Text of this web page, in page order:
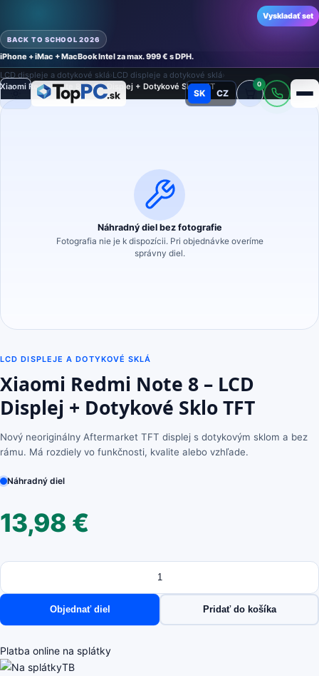
BACK TO SCHOOL 2026
iPhone + iMac + MacBook Intel za max. 999 € s DPH.
Vyskladať set
Režim SK CZ
0
LCD displeje a dotykové sklá›LCD displeje a dotykové sklá›
Xiaomi Redmi Note 8 – LCD Displej + Dotykové Sklo TFT
Náhradný diel bez fotografie
Fotografia nie je k dispozícii. Pri objednávke overíme
správny diel.
LCD DISPLEJE A DOTYKOVÉ SKLÁ
Xiaomi Redmi Note 8 – LCD
Displej + Dotykové Sklo TFT
Nový neoriginálny Aftermarket TFT displej s dotykovým sklom a bez
rámu. Má rozdiely vo funkčnosti, kvalite alebo vzhľade.
Náhradný diel
13,98 €
Množstvo
množstvo
Xiaomi
Redmi
Note
-
LCD
Objednať diel Pridať do košíka
Platba online na splátky